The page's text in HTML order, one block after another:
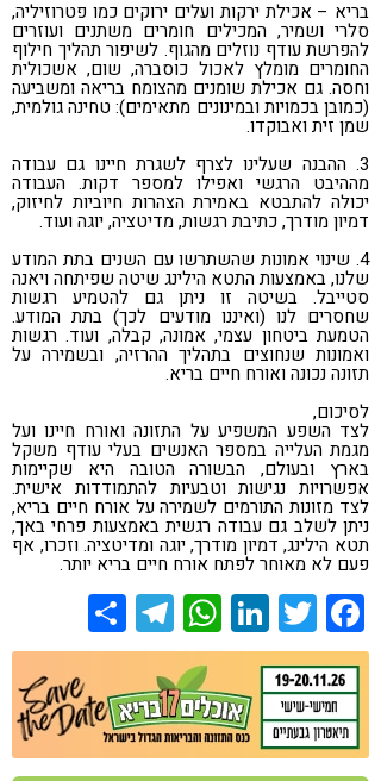
בריא – אכילת ירקות ועלים ירוקים כמו פטרוזיליה,
סלרי ושמיר, המכילים חומרים משתנים ועוזרים
להפרשת עודף נוזלים מהגוף. לשיפור תהליך חילוף
החומרים מומלץ לאכול כוסברה, שום, אשכולית
וחסה. גם אכילת שומנים מהצומח בריאה ומשביעה
(כמובן בכמויות ובמינונים מתאימים): טחינה גולמית,
שמן זית ואבוקדו.
3. ההבנה שעלינו לצרף לשגרת חיינו גם עבודה
מההיבט הרגשי ואפילו למספר דקות. העבודה
יכולה להתבטא באמירת הצהרות חיוביות לחיזוק,
דמיון מודרך, כתיבת רגשות, מדיטציה, יוגה ועוד.
4. שינוי אמונות שהשתרשו עם השנים בתת המודע
שלנו, באמצעות התטא הילינג שיטה שפיתחה ויאנה
סטייבל. בשיטה זו ניתן גם להטמיע רגשות
שחסרים לנו (ואיננו מודעים לכך) בתת המודע.
הטמעת ביטחון עצמי, אמונה, קבלה, ועוד. רגשות
ואמונות שנחוצים בתהליך ההרזיה, ובשמירה על
תזונה נכונה ואורח חיים בריא.
לסיכום,
לצד השפע המשפיע על התזונה ואורח חיינו ועל
מגמת העלייה במספר האנשים בעלי עודף משקל
בארץ ובעולם, הבשורה הטובה היא שקיימות
אפשרויות נגישות וטבעיות להתמודדות אישית.
לצד מזונות התורמים לשמירה על אורח חיים בריא,
ניתן לשלב גם עבודה רגשית באמצעות פרחי באך,
תטא הילינג, דמיון מודרך, יוגה ומדיטציה. וזכרו, אף
פעם לא מאוחר לפתח אורח חיים בריא יותר.
Facebook
Twitter
LinkedIn
WhatsApp
Telegram